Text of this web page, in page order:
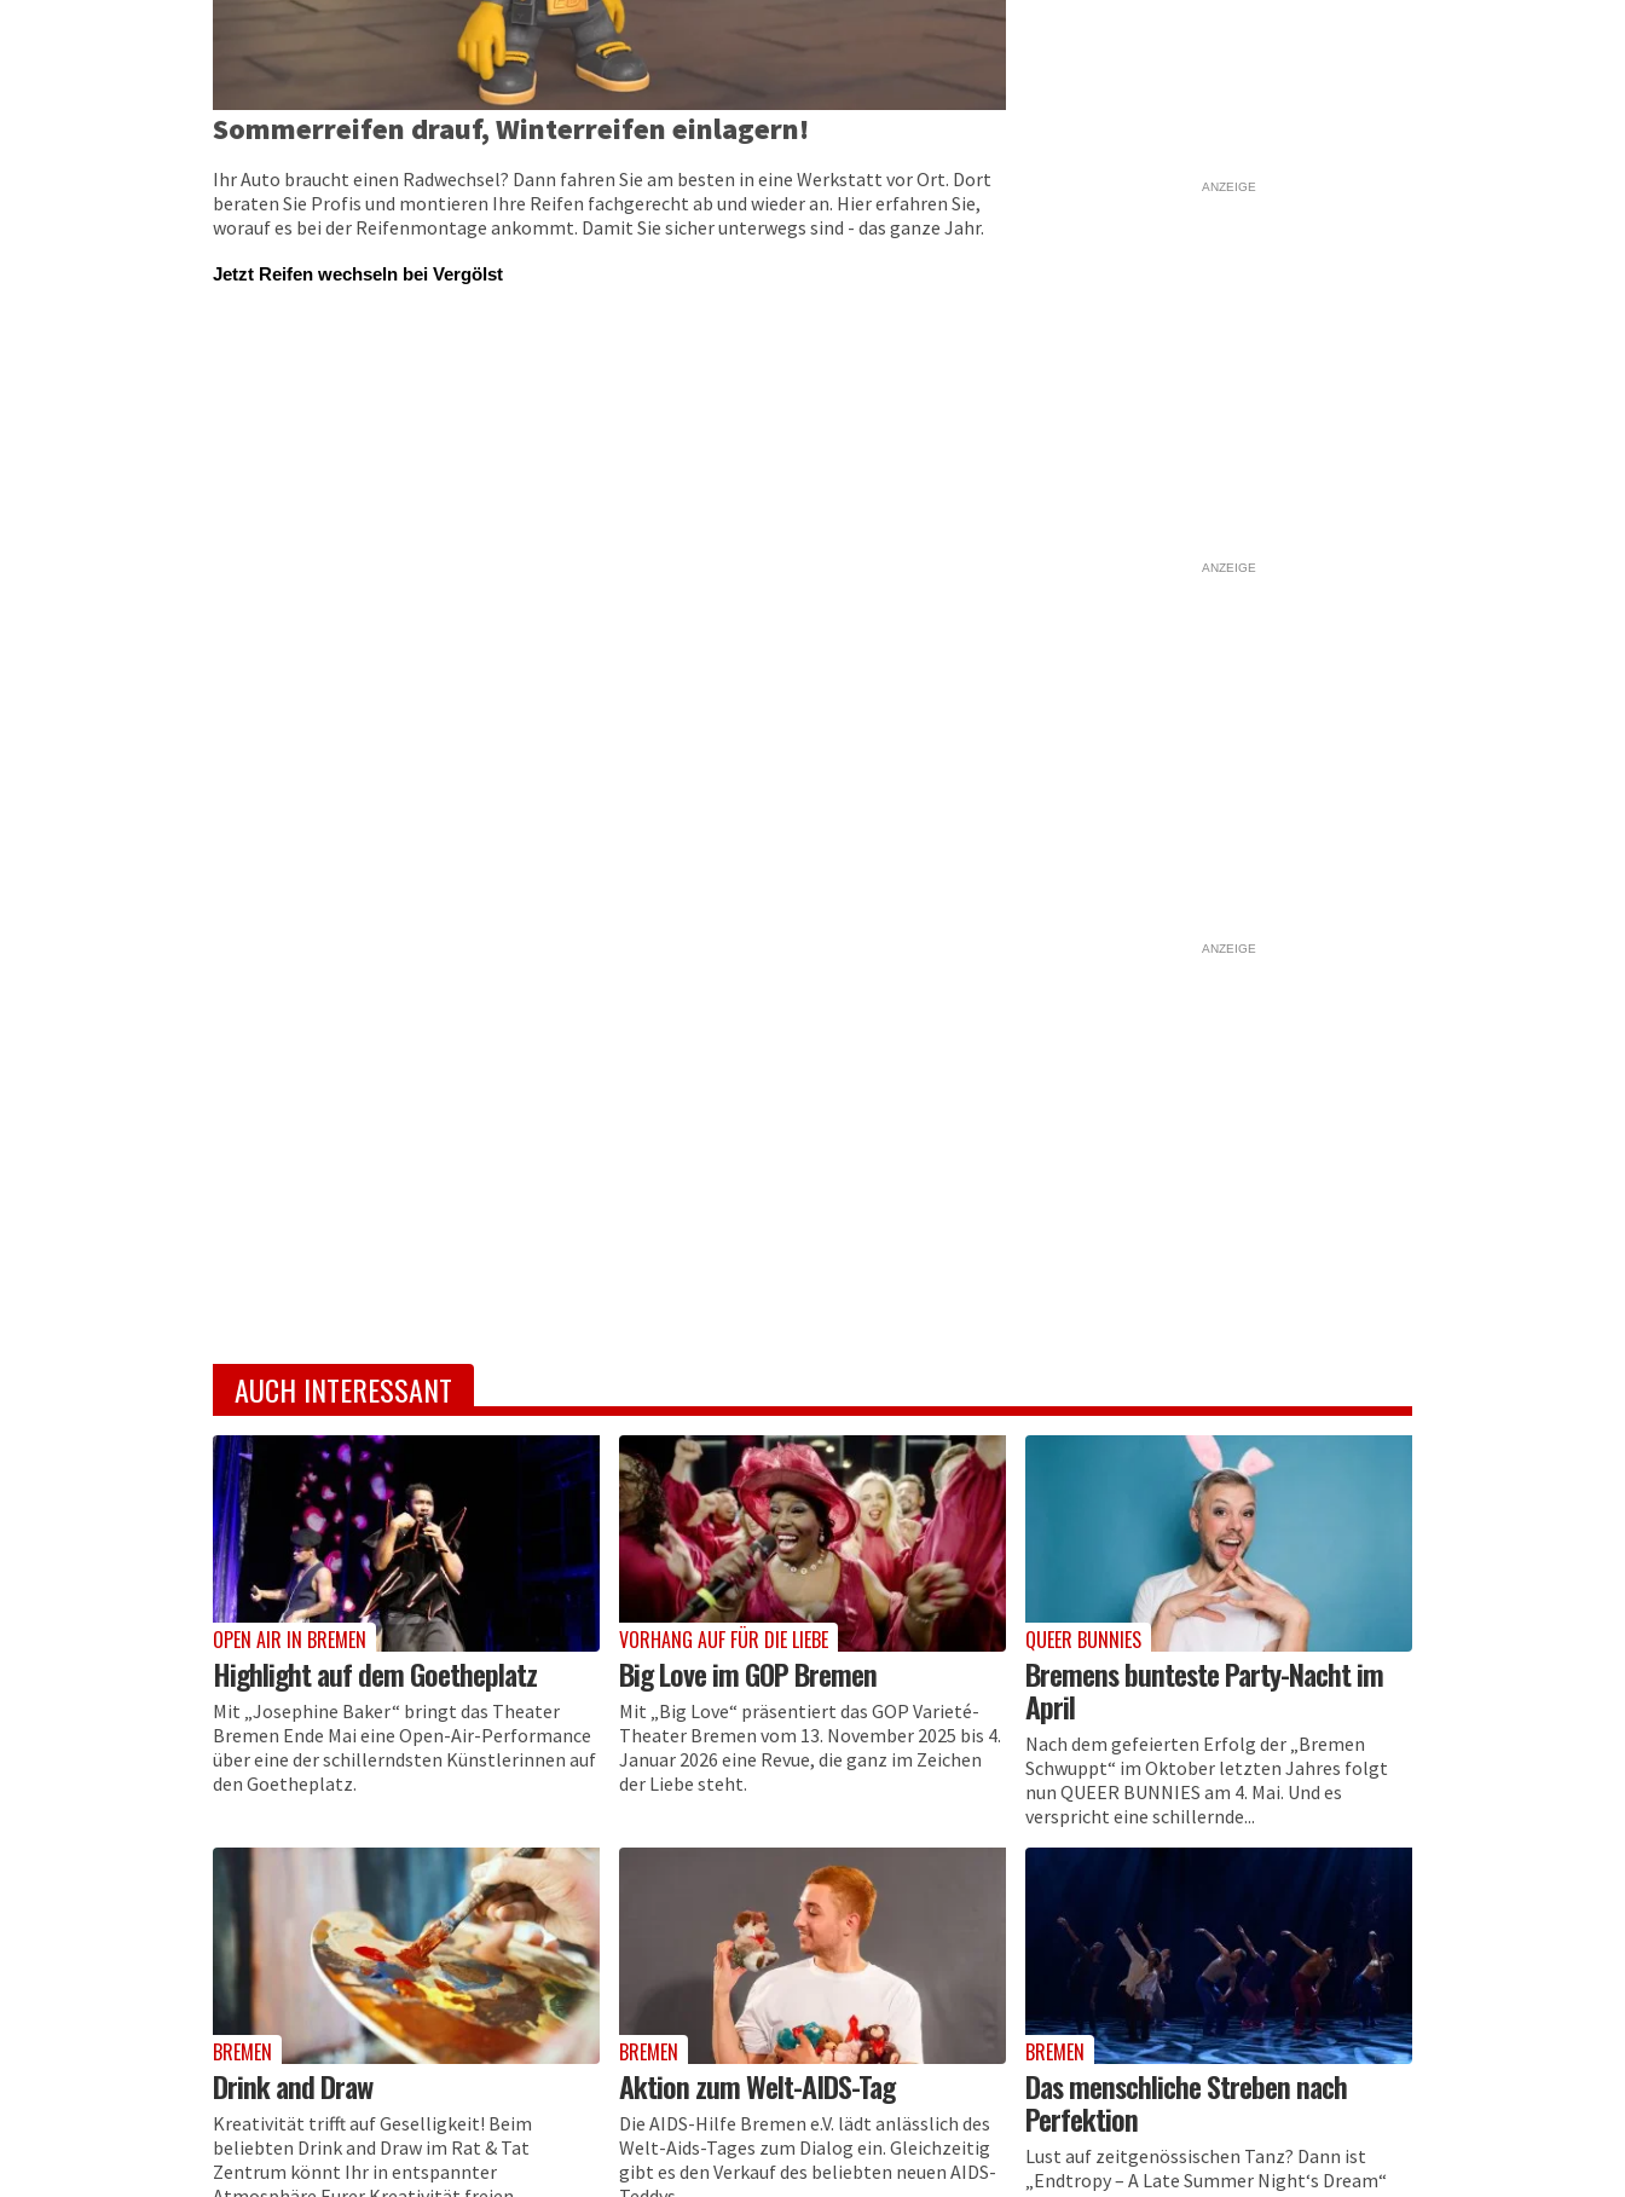
Sommerreifen drauf, Winterreifen einlagern!
Ihr Auto braucht einen Radwechsel? Dann fahren Sie am besten in eine Werkstatt vor Ort. Dort
beraten Sie Profis und montieren Ihre Reifen fachgerecht ab und wieder an. Hier erfahren Sie,
worauf es bei der Reifenmontage ankommt. Damit Sie sicher unterwegs sind - das ganze Jahr.
Jetzt Reifen wechseln bei Vergölst
ANZEIGE
ANZEIGE
ANZEIGE
AUCH INTERESSANT
OPEN AIR IN BREMEN
Highlight auf dem Goetheplatz
Mit „Josephine Baker“ bringt das Theater
Bremen Ende Mai eine Open-Air-Performance
über eine der schillerndsten Künstlerinnen auf
den Goetheplatz.
VORHANG AUF FÜR DIE LIEBE
Big Love im GOP Bremen
Mit „Big Love“ präsentiert das GOP Varieté-
Theater Bremen vom 13. November 2025 bis 4.
Januar 2026 eine Revue, die ganz im Zeichen
der Liebe steht.
QUEER BUNNIES
Bremens bunteste Party-Nacht im
April
Nach dem gefeierten Erfolg der „Bremen
Schwuppt“ im Oktober letzten Jahres folgt
nun QUEER BUNNIES am 4. Mai. Und es
verspricht eine schillernde...
BREMEN
Drink and Draw
Kreativität trifft auf Geselligkeit! Beim
beliebten Drink and Draw im Rat & Tat
Zentrum könnt Ihr in entspannter
BREMEN
Aktion zum Welt-AIDS-Tag
Die AIDS-Hilfe Bremen e.V. lädt anlässlich des
Welt-Aids-Tages zum Dialog ein. Gleichzeitig
gibt es den Verkauf des beliebten neuen AIDS-
BREMEN
Das menschliche Streben nach
Perfektion
Lust auf zeitgenössischen Tanz? Dann ist
„Endtropy – A Late Summer Night‘s Dream“